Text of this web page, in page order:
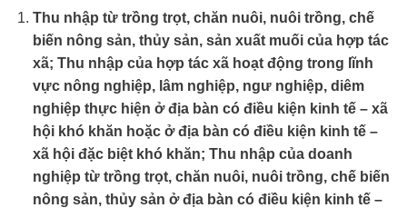
Thu nhập từ trồng trọt, chăn nuôi, nuôi trồng, chế
biến nông sản, thủy sản, sản xuất muối của hợp tác
xã; Thu nhập của hợp tác xã hoạt động trong lĩnh
vực nông nghiệp, lâm nghiệp, ngư nghiệp, diêm
nghiệp thực hiện ở địa bàn có điều kiện kinh tế – xã
hội khó khăn hoặc ở địa bàn có điều kiện kinh tế –
xã hội đặc biệt khó khăn; Thu nhập của doanh
nghiệp từ trồng trọt, chăn nuôi, nuôi trồng, chế biến
nông sản, thủy sản ở địa bàn có điều kiện kinh tế –